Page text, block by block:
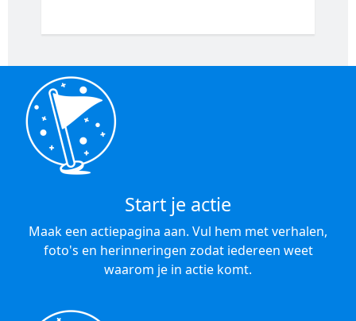
Start je actie
Maak een actiepagina aan. Vul hem met verhalen,
foto's en herinneringen zodat iedereen weet
waarom je in actie komt.